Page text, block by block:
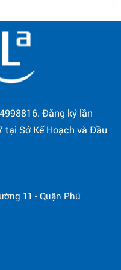
Đăng ký lần
tại Sở Kế Hoạch và Đầu
11 - Quận Phú